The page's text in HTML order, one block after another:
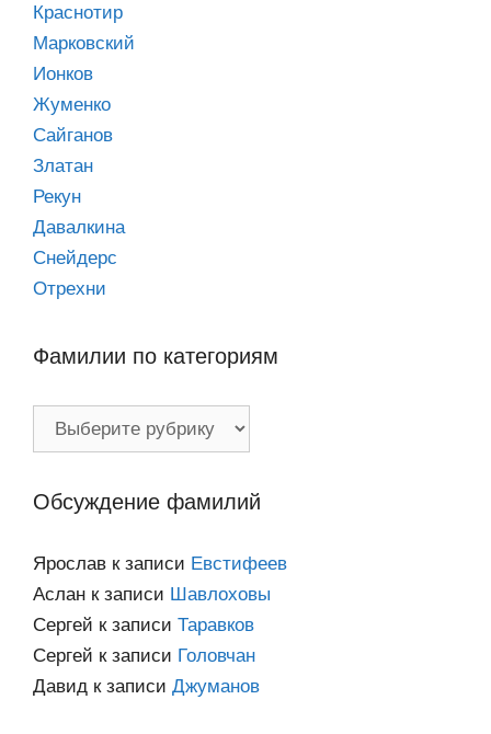
Краснотир
Марковский
Ионков
Жуменко
Сайганов
Златан
Рекун
Давалкина
Снейдерс
Отрехни
Фамилии по категориям
Обсуждение фамилий
Ярослав к записи Евстифеев
Аслан к записи Шавлоховы
Сергей к записи Таравков
Сергей к записи Головчан
Давид к записи Джуманов